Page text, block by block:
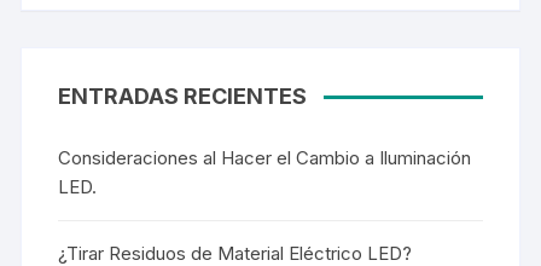
ENTRADAS RECIENTES
Consideraciones al Hacer el Cambio a Iluminación
LED.
¿Tirar Residuos de Material Eléctrico LED?